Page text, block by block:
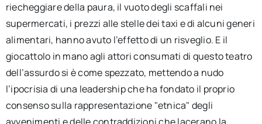
riecheggiare della paura, il vuoto degli scaffali nei
supermercati, i prezzi alle stelle dei taxi e di alcuni generi
alimentari, hanno avuto l’effetto di un risveglio. E il
giocattolo in mano agli attori consumati di questo teatro
dell’assurdo si è come spezzato, mettendo a nudo
l’ipocrisia di una leadership che ha fondato il proprio
consenso sulla rappresentazione "etnica" degli